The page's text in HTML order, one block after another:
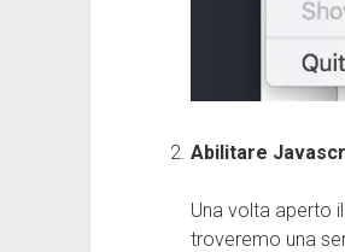
Abilitare
Una volta aperto
troveremo una